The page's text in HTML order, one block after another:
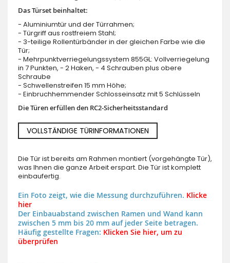
Das Türset beinhaltet:
- Aluminiumtür und der Türrahmen;
- Türgriff aus rostfreiem Stahl;
- 3-teilige Rollentürbänder in der gleichen Farbe wie die
Tür;
- Mehrpunktverriegelungssystem 855GL: Vollverriegelung
in 7 Punkten, - 2 Haken, - 4 Schrauben plus obere
Schraube
- Schwellenstreifen 15 mm Höhe;
- Einbruchhemmender Schlosseinsatz mit 5 Schlüsseln
Die Türen erfüllen den RC2-Sicherheitsstandard
VOLLSTÄNDIGE TÜRINFORMATIONEN
Die Tür ist bereits am Rahmen montiert (vorgehängte Tür),
was Ihnen die ganze Arbeit erspart. Die Tür ist komplett
einbaufertig.
Ein Foto zeigt, wie die Messung durchzuführen. Klicke
hier
Der Einbauabstand zwischen Ramen und Wand kann
zwischen 5 mm bis 20 mm auf jeder Seite betragen.
Häufig gestellte Fragen: Klicken Sie hier, um zu
überprüfen